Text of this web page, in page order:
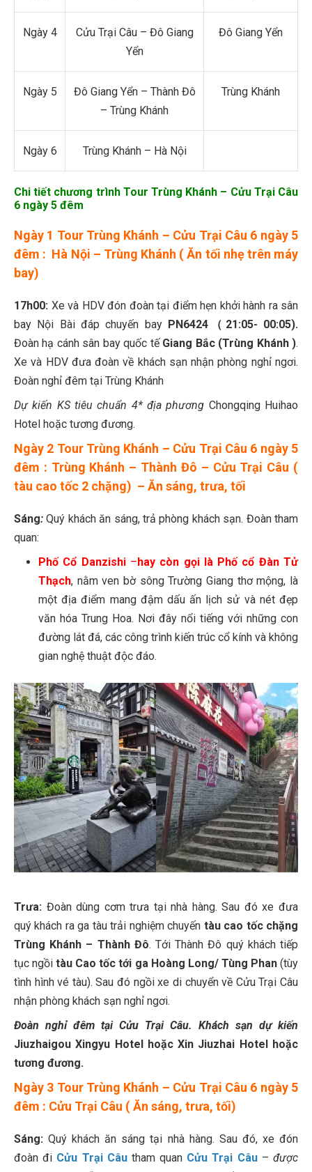
Ngày 4
Cửu Trại Câu – Đô Giang
Yển
Đô Giang Yển
Ngày 5
Đô Giang Yển – Thành Đô
– Trùng Khánh
Trùng Khánh
Ngày 6 Trùng Khánh – Hà Nội
Chi tiết chương trình Tour Trùng Khánh – Cửu Trại Câu
6 ngày 5 đêm
Ngày 1 Tour Trùng Khánh – Cửu Trại Câu 6 ngày 5
đêm : Hà Nội – Trùng Khánh ( Ăn tối nhẹ trên máy
bay)
17h00: Xe và HDV đón đoàn tại điểm hẹn khởi hành ra sân
bay Nội Bài đáp chuyến bay PN6424 （21:05- 00:05).
Đoàn hạ cánh sân bay quốc tế Giang Bắc (Trùng Khánh ).
Xe và HDV đưa đoàn về khách sạn nhận phòng nghỉ ngơi.
Đoàn nghỉ đêm tại Trùng Khánh
Dự kiến KS tiêuchuẩn 4* địa phương Chongqing Huihao
Hotel hoặc tương đương.
Ngày 2 Tour Trùng Khánh – Cửu Trại Câu 6 ngày 5
đêm : Trùng Khánh – Thành Đô – Cửu Trại Câu (
tàu cao tốc 2 chặng) – Ăn sáng, trưa, tối
Sáng:Quý khách ăn sáng, trả phòng khách sạn. Đoàn tham
quan:
Phố Cổ Danzishi– hay còn gọi là Phố cổ Đàn Tử
Thạch, nằm ven bờ sông Trường Giang thơ mộng, là
một địa điểm mang đậm dấu ấn lịch sử và nét đẹp
văn hóa Trung Hoa. Nơi đây nổi tiếng với những con
đường lát đá, các công trình kiến trúc cổ kính và không
gian nghệ thuật độc đáo.
Trưa: Đoàn dùng cơm trưa tại nhà hàng. Sau đó xe đưa
quý khách ra ga tàu trải nghiệm chuyến tàu cao tốc chặng
Trùng Khánh – Thành Đô. Tới Thành Đô quý khách tiếp
tục ngồitàu Cao tốc tới ga Hoàng Long/ Tùng Phan(tùy
tình hình vé tàu). Sau đó ngồi xe di chuyển về Cửu Trại Câu
nhận phòng khách sạn nghỉ ngơi.
Đoàn nghỉ đêm tại Cửu Trại Câu. Khách sạn dự kiến
Jiuzhaigou Xingyu Hotel hoặc Xin Jiuzhai Hotel hoặc
tương đương.
Ngày 3 Tour Trùng Khánh – Cửu Trại Câu 6 ngày 5
đêm : Cửu Trại Câu ( Ăn sáng, trưa, tối)
Sáng: Quý khách ăn sáng tại nhà hàng. Sau đó, xe đón
đoàn đi Cửu Trại Câutham quan Cửu Trại Câu–được